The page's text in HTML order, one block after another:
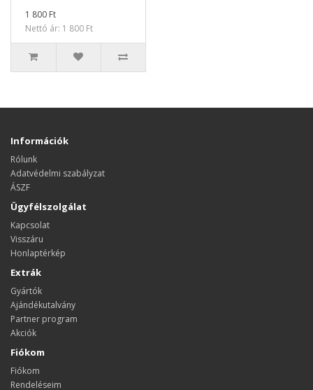
1 800 Ft
Nettó ár: 1 800 Ft
Információk
Rólunk
Adatvédelmi szabályzat
ÁSZF
Ügyfélszolgálat
Kapcsolat
Visszáru
Honlaptérkép
Extrák
Gyártók
Ajándékutalvány
Partner program
Akciók
Fiókom
Fiókom
Rendeléseim